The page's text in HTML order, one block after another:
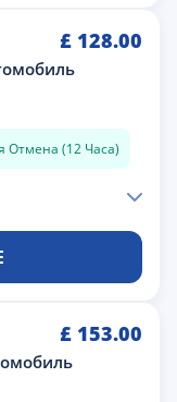
£ 128.00
Отмена (12 Часа)
£ 153.00